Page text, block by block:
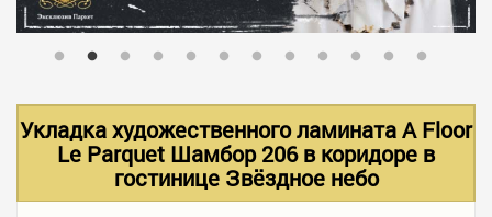
В НАЛИЧИИ
АКЦИИ
Укладка художественного ламината A Floor
Le Parquet Шамбор 206 в коридоре в
гостинице Звёздное небо